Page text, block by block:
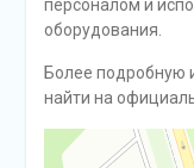
персоналом и
оборудования.
Более
найти на